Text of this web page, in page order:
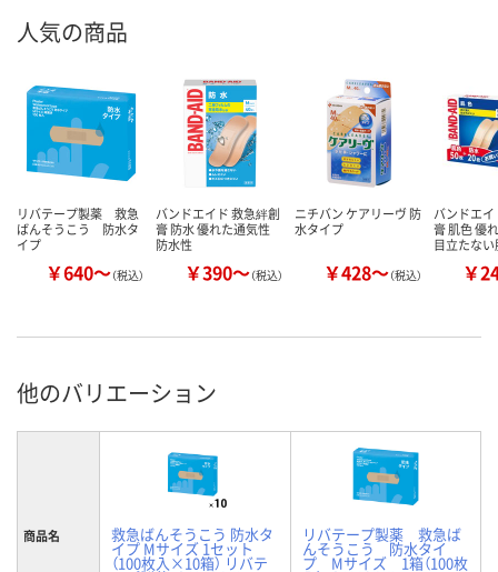
商品環境
スコア
40
人気の商品
リバテープ製薬 救急
ばんそうこう 防水タ
イプ
￥640～（税込）
バンドエイド 救急絆創
膏 防水 優れた通気性
防水性
￥390～（税込）
ニチバン ケアリーヴ 防
水タイプ
￥428～（税込）
バンドエ
膏 肌色 優
目立たな
￥
他のバリエーション
商品名 救急ばんそうこう 防水タ
イプ Mサイズ 1セット
（100枚入×10箱） リバテ
リバテープ製薬 救急ば
んそうこう 防水タイ
プ Mサイズ 1箱（100枚